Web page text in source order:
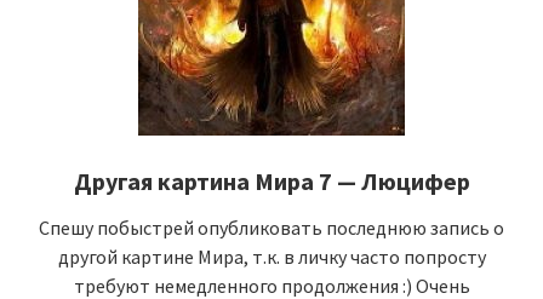
Другая картина Мира 7 — Люцифер
Спешу побыстрей опубликовать последнюю запись о
другой картине Мира, т.к. в личку часто попросту
требуют немедленного продолжения :) Очень